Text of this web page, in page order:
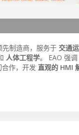
先制造商，服务于 交通
人体工程学。 EAO 强调
作，开发 直观的 HMI